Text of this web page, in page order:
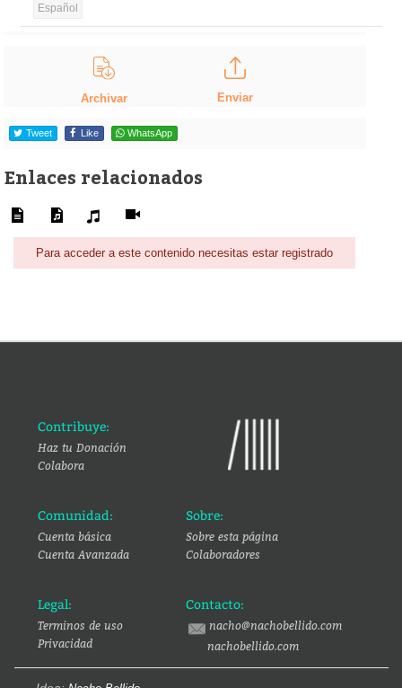
Español
Archivar Enviar
Tweet Like WhatsApp
Enlaces relacionados
Para acceder a este contenido necesitas estar registrado
Contribuye:
Haz tu Donación
Colabora
Comunidad:
Cuenta básica
Cuenta Avanzada
Sobre:
Sobre esta página
Colaboradores
Legal:
Terminos de uso
Privacidad
Contacto:
nacho@nachobellido.com
nachobellido.com